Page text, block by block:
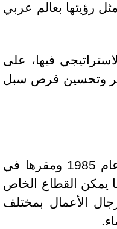
للديمقراطية والتنمية (أرض) في عمّان – الأردن عام 2008، وتتمثل رؤيتها بعالم عربي
فيها، على
وتحسين فرص سبل
هي إحدى مؤسسات القطاع الخاص الأردني وهي مؤسسة مستقلة غير ربحية تأسست في عام 1985 ومقرها في
يمكن القطاع الخاص
الأعمال بمختلف